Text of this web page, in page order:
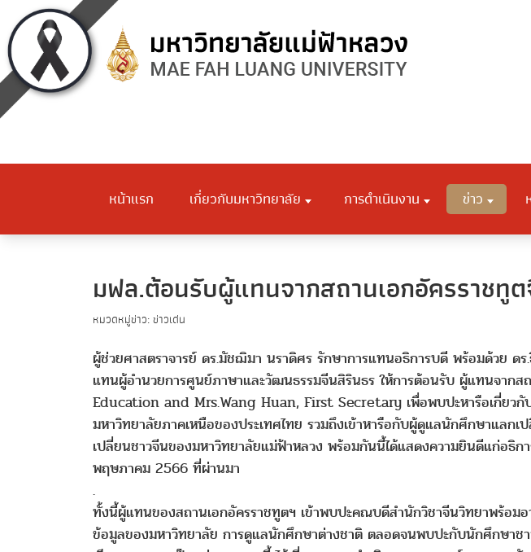
หน้าแรก เกี่ยวกับมหาวิทยาลัย การดำเนินงาน ข่าว
มฟล.ต้อนรับผู้แทนจากสถานเอกอัครราชทู
หมวดหมู่ข่าว: ข่าวเด่น
ผู้ช่วยศาสตราจารย์ ดร.มัชฌิมา นราดิศร รักษาการแทนอธิการบดี พร้อมด้วย
แทนผู้อำนวยการศูนย์ภาษาและวัฒนธรรมจีนสิรินธร ให้การต้อนรับ ผู้แทนจาก
Education and Mrs.Wang Huan, First Secretary เพื่อพบปะหารือเกี่ยวกั
มหาวิทยาลัยภาคเหนือของประเทศไทย รวมถึงเข้าหารือกับผู้ดูแลนักศึกษาแล
เปลี่ยนชาวจีนของมหาวิทยาลัยแม่ฟ้าหลวง พร้อมกันนี้ได้แสดงความยินดีแก่อธิ
พฤษภาคม 2566 ที่ผ่านมา
.
ทั้งนี้ผู้แทนของสถานเอกอัครราชทูตฯ เข้าพบปะคณบดีสำนักวิชาจีนวิทยาพร้อม
ข้อมูลของมหาวิทยาลัย การดูแลนักศึกษาต่างชาติ ตลอดจนพบปะกับนักศึกษาชา